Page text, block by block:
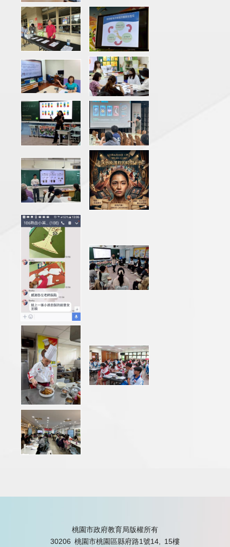
桃園市政府教育局版權所有
30206 桃園市桃園區縣府路1號14, 15樓